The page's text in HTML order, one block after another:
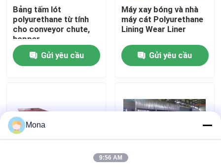
Tham quan nhà máy
Kiểm soát chất lượng
Liên hệ chúng tôi
Lớp lót gốm
Lớp lót gốm Alumina
Bảng tấm lót
polyurethane từ tính
cho conveyor chute,
hopper
Gửi yêu cầu
Máy xay bóng và nhà
máy cát Polyurethane
Lining Wear Liner
Gửi yêu cầu
Mona
9:56 AM